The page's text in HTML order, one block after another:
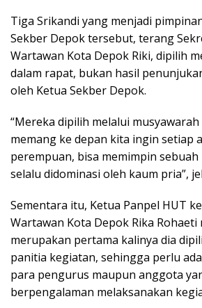
Tiga Srikandi yang menjadi
Sekber Depok tersebut, terang
Wartawan Kota Depok Riki, dipilih
dalam rapat, bukan hasil
oleh Ketua Sekber Depok.
“Mereka dipilih melalui
memang ke depan kita ingin setiap
perempuan, bisa memimpin
selalu didominasi oleh kaum pria”,
Sementara itu, Ketua Panpel HUT
Wartawan Kota Depok Rika
merupakan pertama kalinya dia
panitia kegiatan, sehingga perlu
para pengurus maupun anggota
berpengalaman melaksanakan